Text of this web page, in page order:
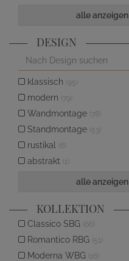
alle anzeigen
DESIGN
klassisch (95)
modern (79)
Wandmontage (78)
Standmontage (53)
rustikal (6)
abstrakt (1)
alle anzeigen
KOLLEKTION
Classico SBG (66)
Romantico RBG (51)
Moderna WBG (16)